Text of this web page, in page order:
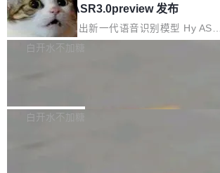
理解大规模代码仓时面临显著"代码仓理解"瓶
颈。 代码仓深度理解服务（以下简称" CodeBas
e深度理解服务"）是华为云码道（CodeA...
数据。2024年9月3日下午4点，他使用此前登录
的账号密码进入A集群，输入了一条被程序员圈
称为"删库跑路"的命令——最高管理员权限、无
自研的多个文生3D和...
oE 架构的大模型，好用到让人上瘾，但 GPU 显
存永远不够用。 Cloudflare 的 Workers AI 团队
一直在跑这些模型的推理。他们在官方博客上发
整性保护。效果是：吞吐量提升 41%，每 token
腾讯混元 Hy ASR3.0preview 发布
腾讯混元正式推出新一代语音识别模型 Hy ASR
3.0preview。基于最新一代大语言模型 Hy3 的
让语音识别不再只是听清，而是真正听懂。通过
白开水不加糖
新和少量网页兼容性修复版本。 Changes/fixe
白开水不加糖